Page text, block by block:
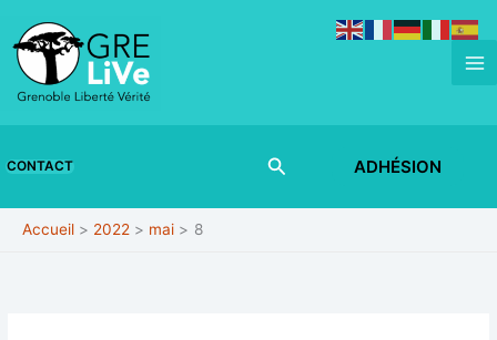
contenu
CONTACT RechercherADHÉSION
Accueil 2022 mai 8